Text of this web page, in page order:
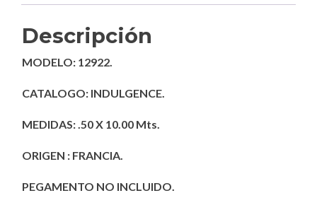
Descripción
MODELO: 12922.
CATALOGO: INDULGENCE.
MEDIDAS: .50 X 10.00 Mts.
ORIGEN : FRANCIA.
PEGAMENTO NO INCLUIDO.